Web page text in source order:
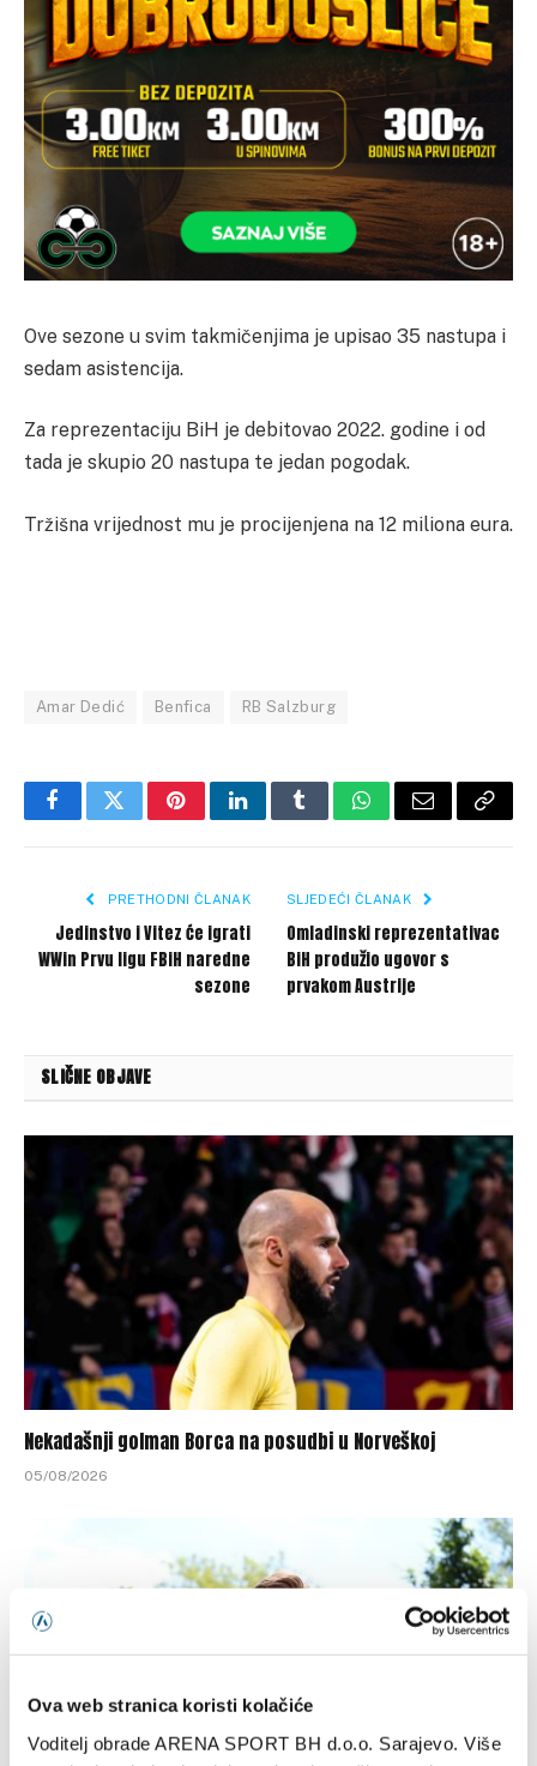
Ova web stranica koristi kolačiće
Voditelj obrade ARENA SPORT BH d.o.o. Sarajevo. Više
Ove sezone u svim takmičenjima je upisao 35 nastupa i
sedam asistencija.
Za reprezentaciju BiH je debitovao 2022. godine i od
tada je skupio 20 nastupa te jedan pogodak.
Tržišna vrijednost mu je procijenjena na 12 miliona eura.
Amar Dedić Benfica RB Salzburg
FacebookTwitterPinterestLinkedInTumblrWhatsApp
Email Copy
PRETHODNI ČLANAK
Jedinstvo i Vitez će igrati
WWin Prvu ligu FBiH naredne
sezone
SLJEDEĆI ČLANAK
Omladinski reprezentativac
BiH produžio ugovor s
prvakom Austrije
SLIČNE OBJAVE
Nekadašnji golman Borca na posudbi u Norveškoj
05/08/2026